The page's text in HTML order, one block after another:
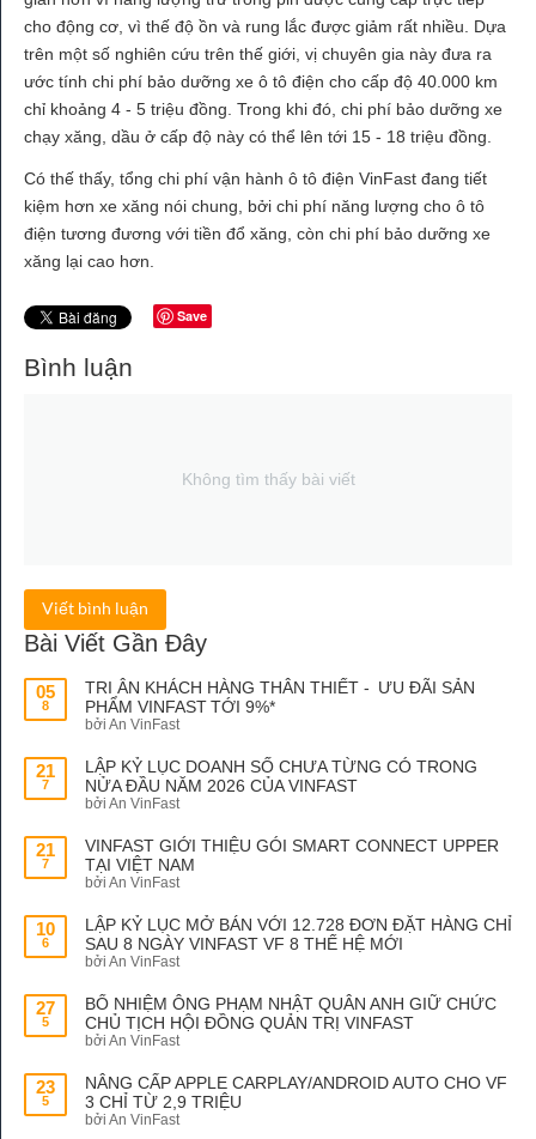
cho động cơ, vì thế độ ồn và rung lắc được giảm rất nhiều. Dựa
trên một số nghiên cứu trên thế giới, vị chuyên gia này đưa ra
ước tính chi phí bảo dưỡng xe ô tô điện cho cấp độ 40.000 km
chỉ khoảng 4 - 5 triệu đồng. Trong khi đó, chi phí bảo dưỡng xe
chạy xăng, dầu ở cấp độ này có thể lên tới 15 - 18 triệu đồng.
Có thế thấy, tổng chi phí vận hành ô tô điện VinFast đang tiết
kiệm hơn xe xăng nói chung, bởi chi phí năng lượng cho ô tô
điện tương đương với tiền đổ xăng, còn chi phí bảo dưỡng xe
xăng lại cao hơn.
Save
Bình luận
Không tìm thấy bài viết
Viết bình luận
Bài Viết Gần Đây
05
8
TRI ÂN KHÁCH HÀNG THÂN THIẾT - ƯU ĐÃI SẢN
PHẨM VINFAST TỚI 9%*
bởi An VinFast
21
7
LẬP KỶ LỤC DOANH SỐ CHƯA TỪNG CÓ TRONG
NỬA ĐẦU NĂM 2026 CỦA VINFAST
bởi An VinFast
21
7
VINFAST GIỚI THIỆU GÓI SMART CONNECT UPPER
TẠI VIỆT NAM
bởi An VinFast
10
6
LẬP KỶ LỤC MỞ BÁN VỚI 12.728 ĐƠN ĐẶT HÀNG CHỈ
SAU 8 NGÀY VINFAST VF 8 THẾ HỆ MỚI
bởi An VinFast
27
5
BỔ NHIỆM ÔNG PHẠM NHẬT QUÂN ANH GIỮ CHỨC
CHỦ TỊCH HỘI ĐỒNG QUẢN TRỊ VINFAST
bởi An VinFast
23
5
NÂNG CẤP APPLE CARPLAY/ANDROID AUTO CHO VF
3 CHỈ TỪ 2,9 TRIỆU
bởi An VinFast